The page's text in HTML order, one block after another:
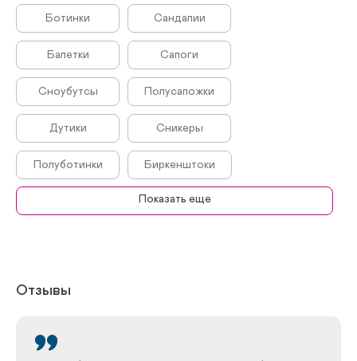
Ботинки Сандалии
Балетки Сапоги
Сноубутсы Полусапожки
Дутики Сникеры
Полуботинки Биркенштоки
Мембранные сапоги
Сапоги демисезонные
Показать еще
Отзывы